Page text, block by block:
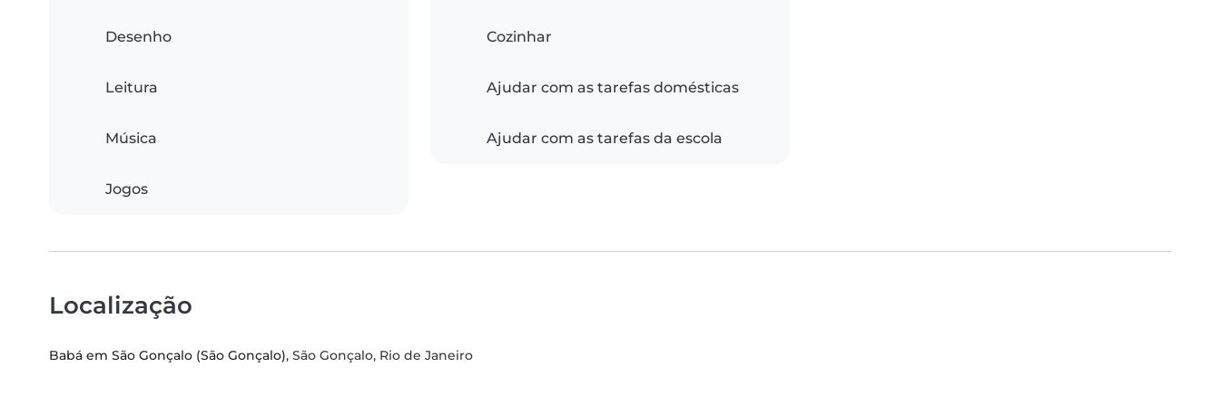
Desenho
Leitura
Música
Jogos
Cozinhar
Ajudar com as tarefas domésticas
Ajudar com as tarefas da escola
Localização
Babá em São Gonçalo (São Gonçalo), São Gonçalo, Rio de Janeiro